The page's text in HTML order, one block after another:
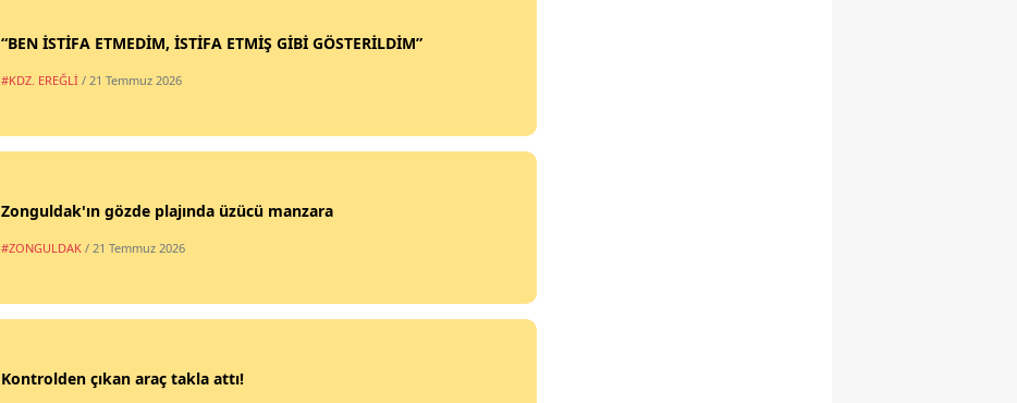
“BEN İSTİFA ETMEDİM, İSTİFA ETMİŞ GİBİ GÖSTERİLDİM”
#KDZ. EREĞLİ / 21 Temmuz 2026
Zonguldak'ın gözde plajında üzücü manzara
#ZONGULDAK / 21 Temmuz 2026
Kontrolden çıkan araç takla attı!